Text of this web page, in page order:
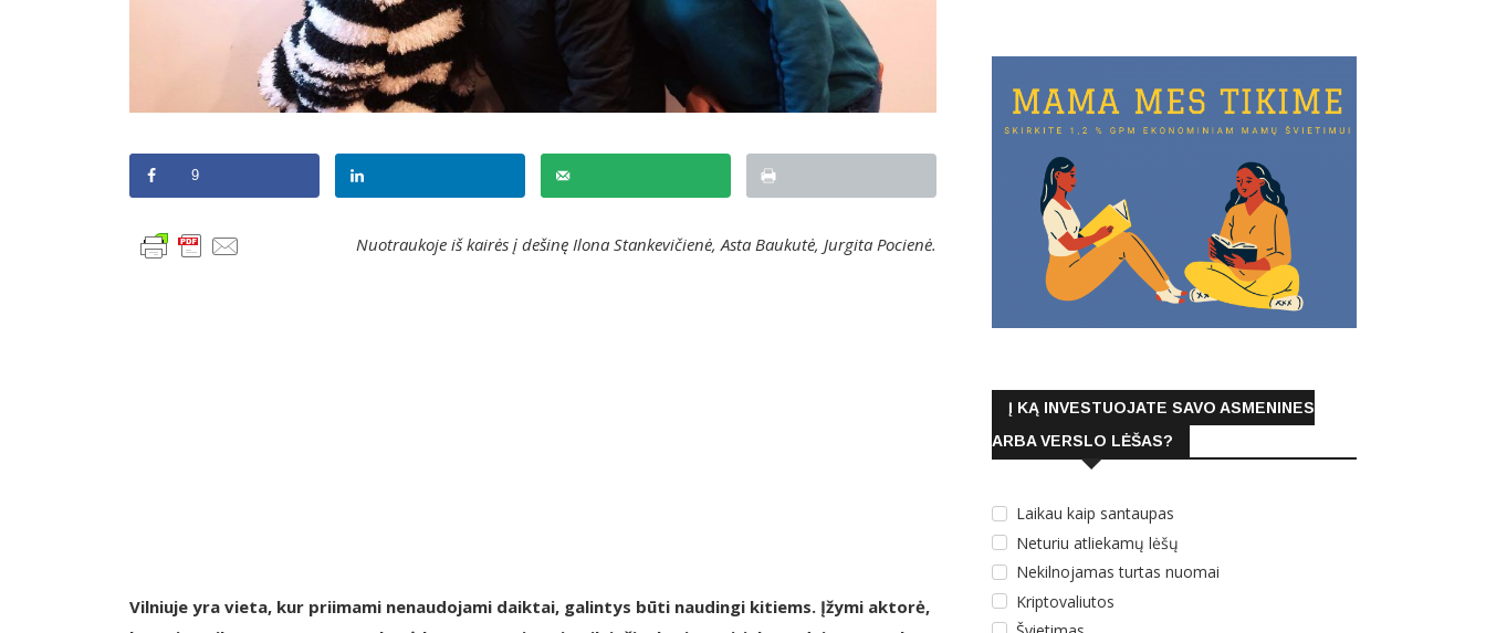
9
Nuotraukoje iš kairės į dešinę Ilona Stankevičienė, Asta Baukutė, Jurgita Pocienė.
Vilniuje yra vieta, kur priimami nenaudojami daiktai, galintys būti naudingi kitiems. Įžymi aktorė,
Į KĄ INVESTUOJATE SAVO ASMENINES
ARBA VERSLO LĖŠAS?
Laikau kaip santaupas
Neturiu atliekamų lėšų
Nekilnojamas turtas nuomai
Kriptovaliutos